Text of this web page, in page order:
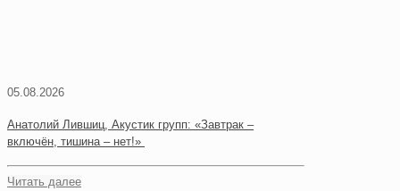
05.08.2026
Анатолий Лившиц, Акустик групп: «Завтрак –
включён, тишина – нет!»
Читать далее